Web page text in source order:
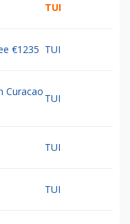
TUI
€1235 TUI
Curacao
TUI
TUI
TUI